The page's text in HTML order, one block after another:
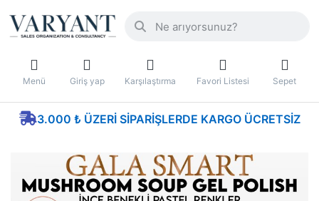
Menü Giriş yap Karşılaştırma Favori Listesi Sepet
3.000 ₺ ÜZERI SIPARIŞLERDE KARGO ÜCRETSIZ